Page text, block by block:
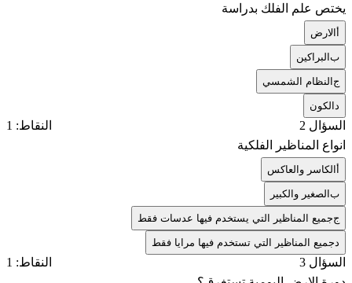
يختص علم الفلك بدراسة
الارض
بالبراكين
جالنظام الشمسي
الكون
السؤال 2
النقاط: 1
انواع المناظير الفلكية
الكاسر والعاكس
بالصغير والكبير
ججميع المناظير التي يستخدم فيها عدسات فقط
جميع المناظير التي تستخدم فيها مرايا فقط
السؤال 3
النقاط: 1